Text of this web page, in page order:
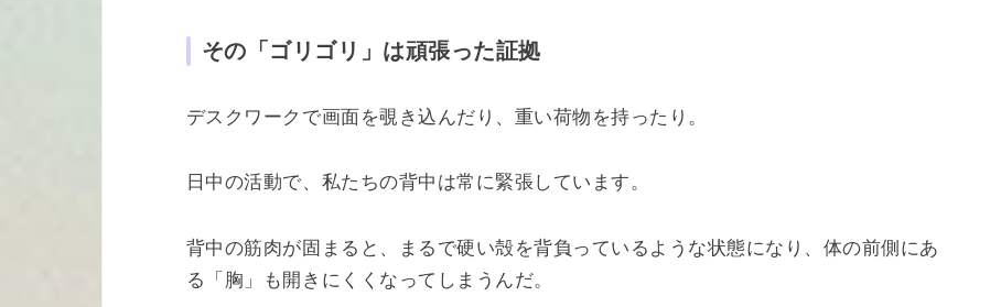
その「ゴリゴリ」は頑張った証拠
デスクワークで画面を覗き込んだり、重い荷物を持ったり。
日中の活動で、私たちの背中は常に緊張しています。
背中の筋肉が固まると、まるで硬い殻を背負っているような状態になり、体の前側にあ
る「胸」も開きにくくなってしまうんだ。